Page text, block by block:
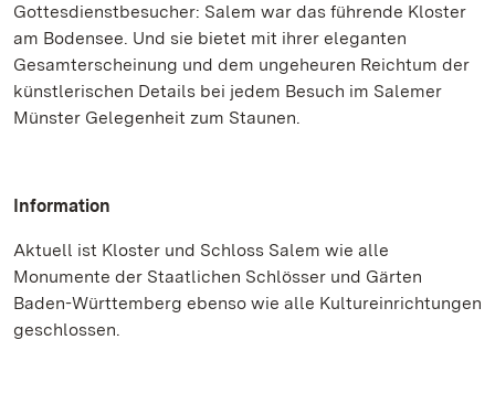
Gottesdienstbesucher: Salem war das führende Kloster
am Bodensee. Und sie bietet mit ihrer eleganten
Gesamterscheinung und dem ungeheuren Reichtum der
künstlerischen Details bei jedem Besuch im Salemer
Münster Gelegenheit zum Staunen.
Information
Aktuell ist Kloster und Schloss Salem wie alle
Monumente der Staatlichen Schlösser und Gärten
Baden-Württemberg ebenso wie alle Kultureinrichtungen
geschlossen.